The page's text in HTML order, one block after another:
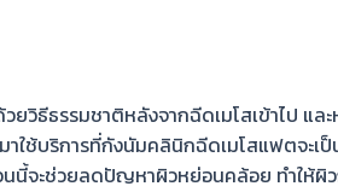
ยวิธีธรรมชาติหลังจากฉีดเมโสเข้าไป แล
าใช้บริการที่กังนัมคลินิกฉีดเมโสแฟตจะเ
นนี้จะช่วยลดปัญหาผิวหย่อนคล้อย ทำให้ผิว